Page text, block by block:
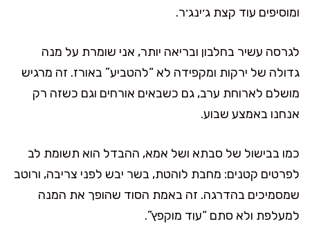
ומוסיפים עוד קצת ג׳ינג׳ר.
לגרסה עשיר בחלבון ובריאה יותר, אני שומרת על מנה
גדולה של ירקות ומקפידה לא “להטביע” באורז. זה מרגיש
מושלם לארוחת ערב, גם כשבאים אורחים וגם כשזה רק
אנחנו באמצע שבוע.
כמו בבישול של סבתא ושל אמא, ההבדל הוא תשומת לב
לפרטים קטנים: מחבת לוהטת, בשר יבש לפני צריבה, ורוטב
שמסמיכים בהדרגה. זה באמת הסוד שהופך את המנה
למעלפת ולא סתם “עוד מוקפץ”.